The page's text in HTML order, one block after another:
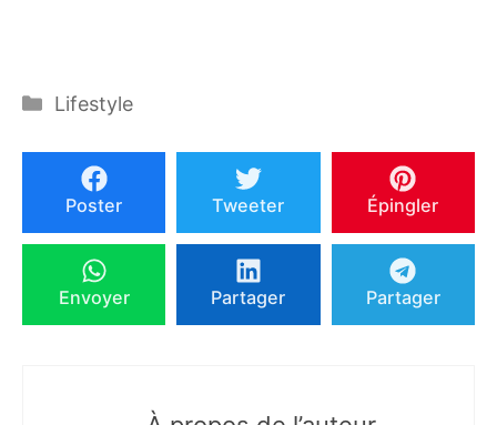
Catégories
Lifestyle
Poster Tweeter Épingler
Envoyer Partager Partager